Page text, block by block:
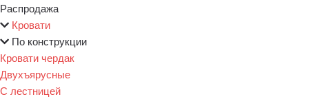
Распродажа
Кровати
По конструкции
Кровати чердак
Двухъярусные
С лестницей